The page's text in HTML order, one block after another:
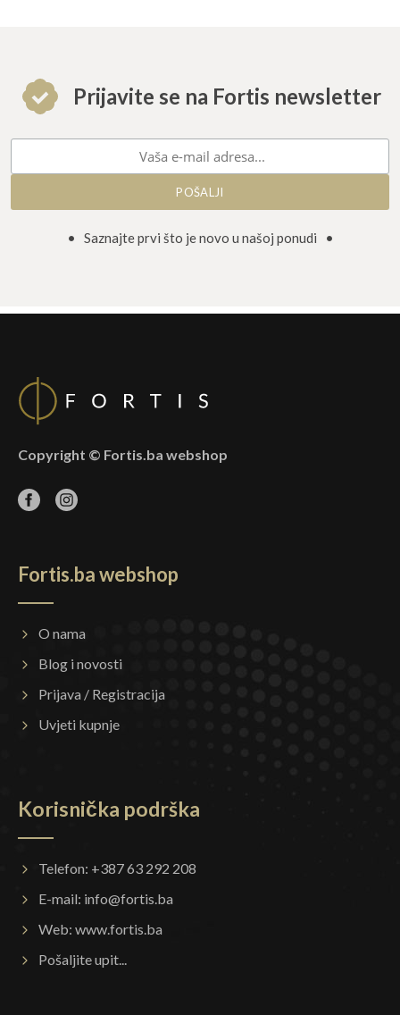
Prijavite se na Fortis newsletter
• Saznajte prvi što je novo u našoj ponudi •
Copyright © Fortis.ba webshop
Fortis.ba webshop
O nama
Blog i novosti
Prijava / Registracija
Uvjeti kupnje
Korisnička podrška
Telefon: +387 63 292 208
E-mail: info@fortis.ba
Web: www.fortis.ba
Pošaljite upit...